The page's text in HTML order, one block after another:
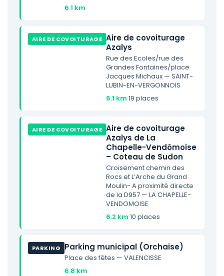
6.1 km
AIRE DE COVOITURAGE Aire de covoiturage
Azalys
Rue des Ecoles/rue des
Grandes Fontaines/place
Jacques Michaux — SAINT-
LUBIN-EN-VERGONNOIS
6.1 km·19 places
AIRE DE COVOITURAGE Aire de covoiturage
Azalys de La
Chapelle-Vendômoise
– Coteau de Sudon
Croisement chemin des
Rocs et L’Arche du Grand
Moulin- A proximité directe
de la D957 — LA CHAPELLE-
VENDOMOISE
6.2 km·10 places
PARKING Parking municipal (Orchaise)
Place des fêtes — VALENCISSE
6.8 km